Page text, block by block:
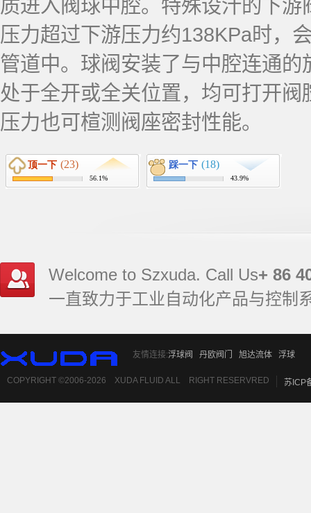
质进入阀球中腔。特殊设汁的下
压力超过下游压力约138KPa时，
管道中。球阀安装了与中腔连通
处于全开或全关位置，均可打开
压力也可楦测阀座密封性能。
Welcome to Szxuda. Call Us+ 86
一直致力于工业自动化产品与控制
友情连接:浮球阀 丹欧阀门 旭达流体 浮球
COPYRIGHT ©2006-2026 XUDA FLUID ALL RIGHT RESERVRED 苏ICP